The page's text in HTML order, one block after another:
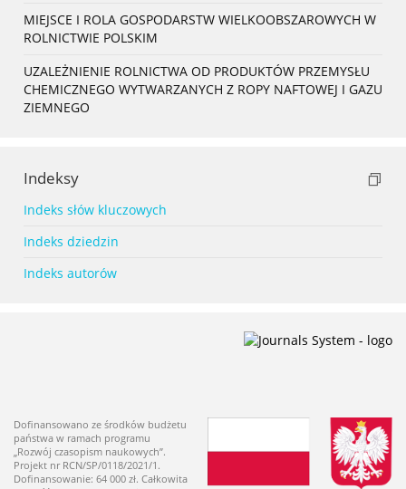
MIEJSCE I ROLA GOSPODARSTW WIELKOOBSZAROWYCH W
ROLNICTWIE POLSKIM
UZALEŻNIENIE ROLNICTWA OD PRODUKTÓW PRZEMYSŁU
CHEMICZNEGO WYTWARZANYCH Z ROPY NAFTOWEJ I GAZU
ZIEMNEGO
Indeksy
Indeks słów kluczowych
Indeks dziedzin
Indeks autorów
Dofinansowano ze środków budżetu
państwa w ramach programu
„Rozwój czasopism naukowych”.
Projekt nr RCN/SP/0118/2021/1.
Dofinansowanie: 64 000 zł. Całkowita